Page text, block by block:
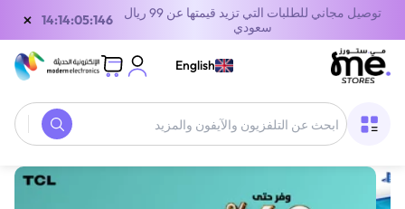
توصيل مجاني للطلبات التي تزيد قيمتها عن 99 ريال
سعودي
13:14:05:146
×
English